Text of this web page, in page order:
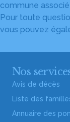
commune
Pour toute
vous pouvez
Nos
Avis de décès
Liste des
Annuaire des